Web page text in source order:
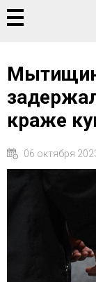
краже
06 октября